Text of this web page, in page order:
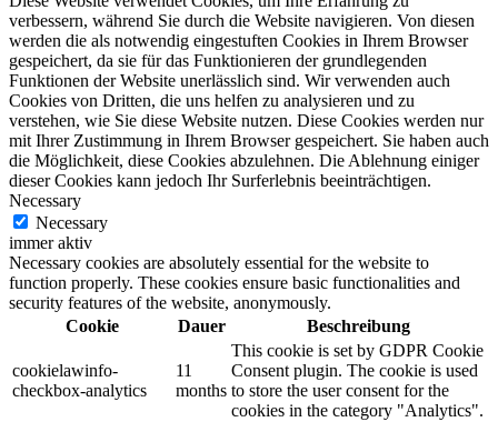
verbessern, während Sie durch die Website navigieren. Von diesen
werden die als notwendig eingestuften Cookies in Ihrem Browser
gespeichert, da sie für das Funktionieren der grundlegenden
Funktionen der Website unerlässlich sind. Wir verwenden auch
Cookies von Dritten, die uns helfen zu analysieren und zu
verstehen, wie Sie diese Website nutzen. Diese Cookies werden nur
mit Ihrer Zustimmung in Ihrem Browser gespeichert. Sie haben auch
die Möglichkeit, diese Cookies abzulehnen. Die Ablehnung einiger
dieser Cookies kann jedoch Ihr Surferlebnis beeinträchtigen.
Necessary
Necessary
immer aktiv
Necessary cookies are absolutely essential for the website to
function properly. These cookies ensure basic functionalities and
security features of the website, anonymously.
Cookie
Dauer Beschreibung
cookielawinfo-
checkbox-analytics
11
months
This cookie is set by GDPR Cookie
Consent plugin. The cookie is used
to store the user consent for the
cookies in the category "Analytics".